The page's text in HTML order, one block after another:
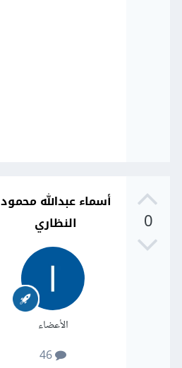
0
أسماء عبدالله محمود
النظاري
الأعضاء